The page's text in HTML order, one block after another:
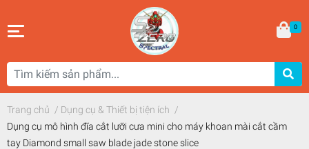
0
Trang chủ / Dụng cụ & Thiết bị tiện ích /
Dụng cụ mô hình đĩa cắt lưỡi cưa mini cho máy khoan mài cắt cầm
tay Diamond small saw blade jade stone slice